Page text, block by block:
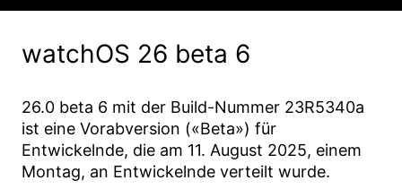
watchOS 26 beta 6
26.0 beta 6 mit der Build-Nummer 23R5340a
ist eine Vorabversion («Beta») für
Entwickelnde, die am 11. August 2025, einem
Montag, an Entwickelnde verteilt wurde.